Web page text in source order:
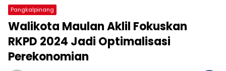
Pangkalpinang
Walikota Maulan Aklil Fokuskan
RKPD 2024 Jadi Optimalisasi
Perekonomian